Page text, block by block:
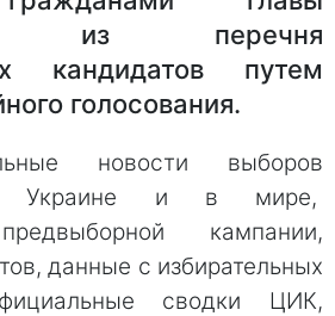
из перечня
кандидатов путем
голосования.
новости выборов
в Украине и в мире,
кампании,
данные с избирательных
сводки ЦИК,